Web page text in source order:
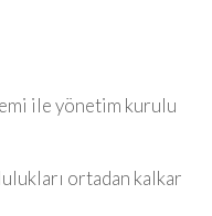
ile yönetim kurulu
ortadan kalkar